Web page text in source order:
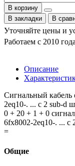
В корзину
В закладки
В
Уточняйте цены и
Работаем с 2010 года
Описание
Сигнальный кабель
2eq10-. ... с 2 sub-d
0 + 20 + 1 + 0
6fx8002-2eq10-. ... с
=
Общие